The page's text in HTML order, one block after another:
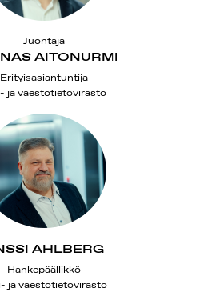
AITONURMI
Juontaja
Erityisasiantuntija
ja väestötietovirasto
AHLBERG
Hankepäällikkö
ja väestötietovirasto